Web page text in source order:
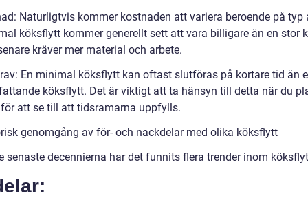
Naturligtvis kommer kostnaden att variera beroende på typ
köksflytt kommer generellt sett att vara billigare än en stor
kräver mer material och arbete.
En minimal köksflytt kan oftast slutföras på kortare tid än
köksflytt. Det är viktigt att ta hänsyn till detta när du
att se till att tidsramarna uppfylls.
genomgång av för- och nackdelar med olika köksflytt
senaste decennierna har det funnits flera trender inom